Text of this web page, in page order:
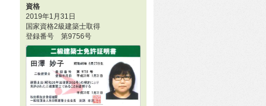
資格
2019年1月31日
国家資格2級建築士取得
登録番号 第9756号